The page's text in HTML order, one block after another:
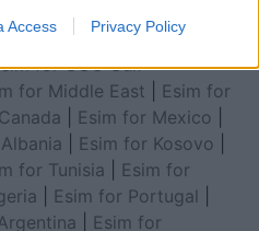
Access Privacy Policy
Esim for Morocco
Kingdom |Esim for Africa
for GCC Gulf
for Middle East
Esim for
Esim for Mexico
Esim for Kosovo
for Tunisia
Esim for
Esim for Portugal
Esim for